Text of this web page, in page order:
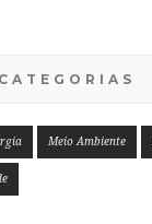
CATEGORIAS
Meio Ambiente